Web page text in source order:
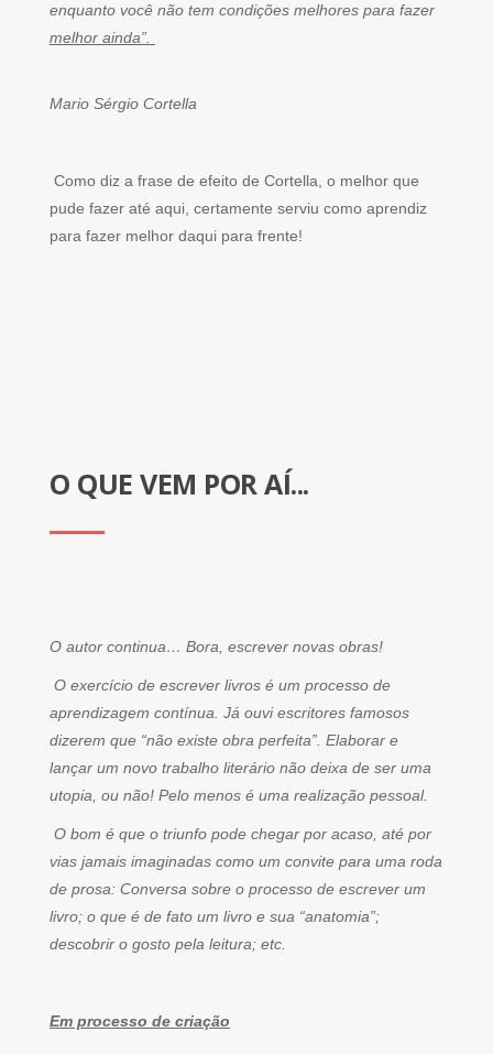
enquanto você não tem condições melhores para fazer
melhor ainda”.
Mario Sérgio Cortella
Como diz a frase de efeito de Cortella, o melhor que
pude fazer até aqui, certamente serviu como aprendiz
para fazer melhor daqui para frente!
O QUE VEM POR AÍ...
O autor continua… Bora, escrever novas obras!
O exercício de escrever livros é um processo de
aprendizagem contínua. Já ouvi escritores famosos
dizerem que “não existe obra perfeita”. Elaborar e
lançar um novo trabalho literário não deixa de ser uma
utopia, ou não! Pelo menos é uma realização pessoal.
O bom é que o triunfo pode chegar por acaso, até por
vias jamais imaginadas como um convite para uma roda
de prosa: Conversa sobre o processo de escrever um
livro; o que é de fato um livro e sua “anatomia”;
descobrir o gosto pela leitura; etc.
Em processo de criação